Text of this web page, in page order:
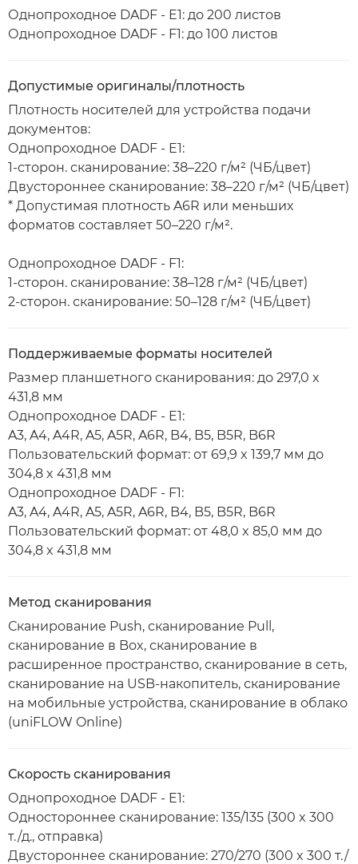
Однопроходное DADF - E1: до 200 листов
Однопроходное DADF - F1: до 100 листов
Допустимые оригиналы/плотность
Плотность носителей для устройства подачи
документов:
Однопроходное DADF - E1:
1-сторон. сканирование: 38–220 г/м² (ЧБ/цвет)
Двустороннее сканирование: 38–220 г/м² (ЧБ/цвет)
* Допустимая плотность A6R или меньших
форматов составляет 50–220 г/м².
Однопроходное DADF - F1:
1-сторон. сканирование: 38–128 г/м² (ЧБ/цвет)
2-сторон. сканирование: 50–128 г/м² (ЧБ/цвет)
Поддерживаемые форматы носителей
Размер планшетного сканирования: до 297,0 x
431,8 мм
Однопроходное DADF - E1:
A3, A4, A4R, A5, A5R, A6R, B4, B5, B5R, B6R
Пользовательский формат: от 69,9 x 139,7 мм до
304,8 x 431,8 мм
Однопроходное DADF - F1:
A3, A4, A4R, A5, A5R, A6R, B4, B5, B5R, B6R
Пользовательский формат: от 48,0 x 85,0 мм до
304,8 x 431,8 мм
Метод сканирования
Сканирование Push, сканирование Pull,
сканирование в Box, сканирование в
расширенное пространство, сканирование в сеть,
сканирование на USB-накопитель, сканирование
на мобильные устройства, сканирование в облако
(uniFLOW Online)
Скорость сканирования
Однопроходное DADF - E1:
Одностороннее сканирование: 135/135 (300 x 300
т./д., отправка)
Двустороннее сканирование: 270/270 (300 x 300 т./